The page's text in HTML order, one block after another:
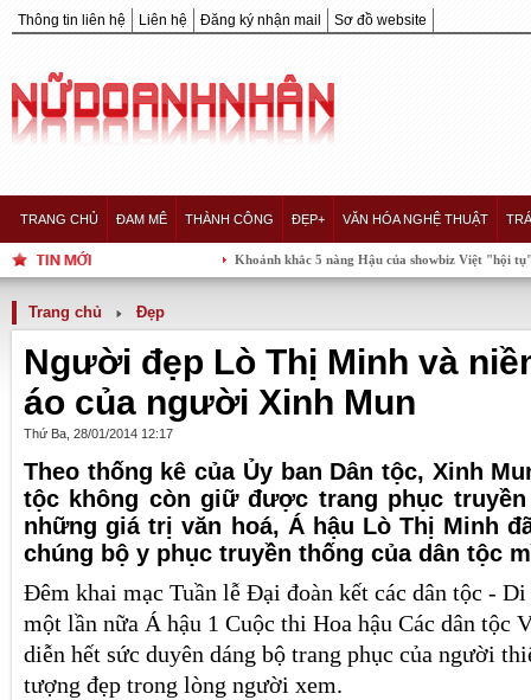
Thông tin liên hệ Liên hệ Đăng ký nhận mail Sơ đồ website
TRANG CHỦ ĐAM MÊ THÀNH CÔNG ĐẸP+ VĂN HÓA NGHỆ THUẬT
Khoảnh khắc 5 nàng Hậu của showbiz Việt "hội tụ" trong
Trang chủ Đẹp
Người đẹp Lò Thị Minh và
áo của người Xinh Mun
Thứ Ba, 28/01/2014 12:17
Theo thống kê của Ủy ban Dân tộc, Xinh
tộc không còn giữ được trang phục
những giá trị văn hoá, Á hậu Lò Thị Minh
chúng bộ y phục truyền thống của dân tộc
Đêm khai mạc Tuần lễ Đại đoàn kết các dân tộc -
một lần nữa Á hậu 1 Cuộc thi Hoa hậu Các dân tộc
diễn hết sức duyên dáng bộ trang phục của người
tượng đẹp trong lòng người xem.